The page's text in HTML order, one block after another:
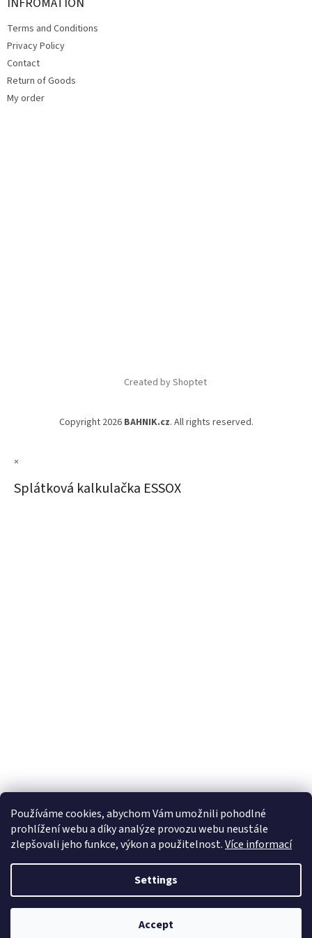
Používáme cookies, abychom Vám umožnili pohodlné
prohlížení webu a díky analýze provozu webu neustále
zlepšovali jeho funkce, výkon a použitelnost.Více informací
Settings
Accept
Terms and Conditions
Privacy Policy
Contact
Return of Goods
My order
Created by Shoptet
Copyright 2026 BAHNIK.cz. All rights reserved.
×
Splátková kalkulačka ESSOX